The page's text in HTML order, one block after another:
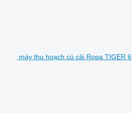
máy thu hoạch củ cải Ropa TIGER 6